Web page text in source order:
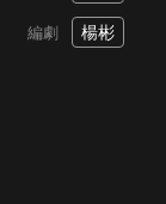
編劇 楊彬